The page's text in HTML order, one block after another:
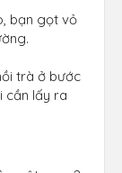
bạn gọt vỏ
trà ở bước
cần lấy ra